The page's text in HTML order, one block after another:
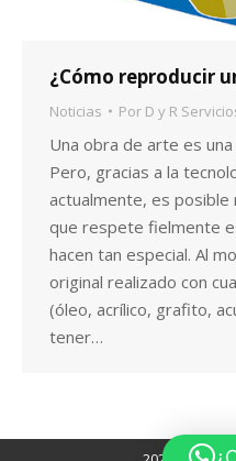
¿Cómo reproducir
Noticias Por D y R
Una obra de arte es
Pero, gracias a la
actualmente, es posible
que respete fielmente
hacen tan especial. Al
original realizado con
(óleo, acrílico, grafito,
tener…